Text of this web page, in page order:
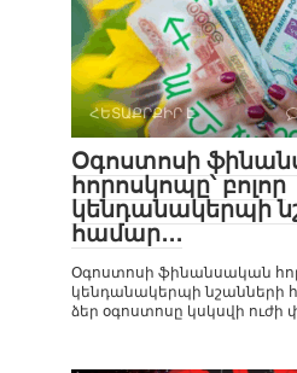
ՀԵՏԱՔՐՔԻՐ Է
Օգոստոսի
հորոսկոպը՝ բոլոր
կենդանակերպի
համար․․․
Օգոստոսի ֆինանսական
կենդանակերպի նշանների
ձեր օգոստոսը կսկսվի ուժի